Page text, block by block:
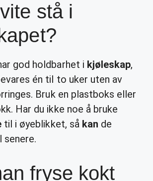
stå i
god holdbarhet i kjøleskap,
én til to uker uten av
Bruk en plastboks eller
Har du ikke noe å bruke
til i øyeblikket, så kan de
senere.
fryse kokt